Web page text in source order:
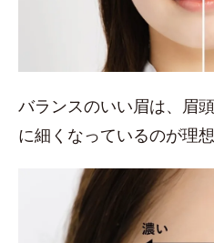
バランスのいい眉は、眉
に細くなっているのが理想